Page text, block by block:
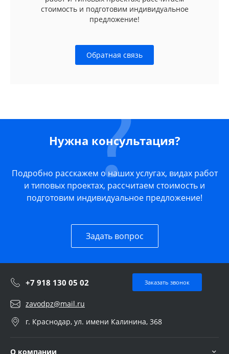
стоимость и подготовим индивидуальное
предложение!
Обратная связь
Нужна консультация?
Подробно расскажем о наших услугах, видах работ
и типовых проектах, рассчитаем стоимость и
подготовим индивидуальное предложение!
Задать вопрос
+7 918 130 05 02 Заказать звонок
zavodpz@mail.ru
г. Краснодар, ул. имени Калинина, 368
О компании